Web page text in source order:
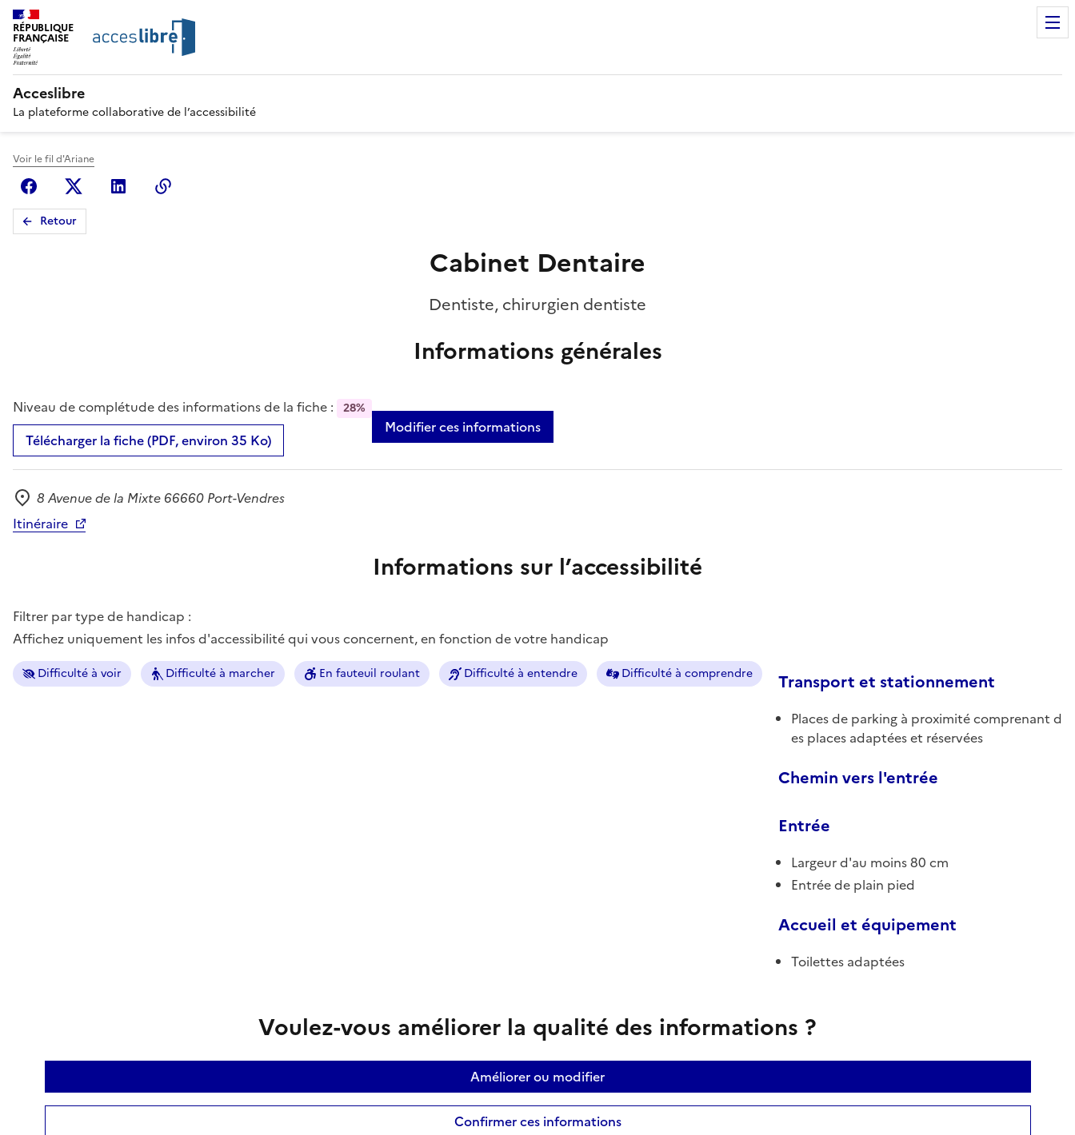
RÉPUBLIQUE
FRANÇAISE
Acceslibre
La plateforme collaborative de l’accessibilité
Voir le fil d'Ariane
FacebookX (anciennement Twitter)
Linkedin
Retour
Cabinet Dentaire
Dentiste, chirurgien dentiste
Informations générales
Niveau de complétude des informations de la fiche : 28%
Télécharger la fiche (PDF, environ 35 Ko)
Modifier ces informations
Adresse
8 Avenue de la Mixte 66660 Port-Vendres
Itinéraire
Informations sur l’accessibilité
Filtrer par type de handicap :
Affichez uniquement les infos d'accessibilité qui vous concernent, en fonction de votre handicap
Difficulté à voir Difficulté à marcher En fauteuil roulant Difficulté à entendre Difficulté à comprendre Transport et stationnement
Places de parking à proximité comprenant d
es places adaptées et réservées
Chemin vers l'entrée
Entrée
Largeur d'au moins 80 cm
Entrée de plain pied
Accueil et équipement
Toilettes adaptées
Voulez-vous améliorer la qualité des informations ?
Améliorer ou modifier
Confirmer ces informations